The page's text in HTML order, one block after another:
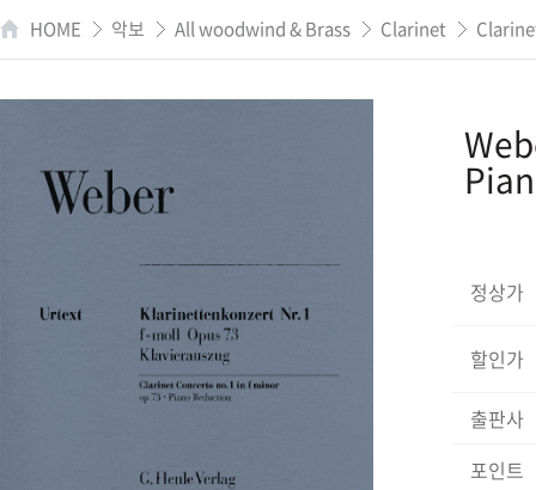
HOME 악보 All woodwind & Brass Clarinet
정상가
할인가
출판사
포인트